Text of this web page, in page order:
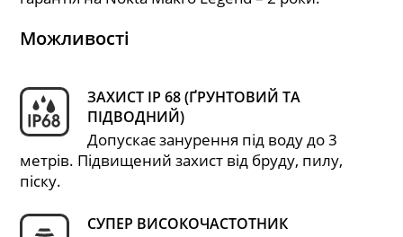
Можливості
ЗАХИСТ IP 68 (ҐРУНТОВИЙ ТА
ПІДВОДНИЙ)
Допускає занурення під воду до 3
метрів. Підвищений захист від бруду, пилу,
піску.
СУПЕР ВИСОКОЧАСТОТНИК